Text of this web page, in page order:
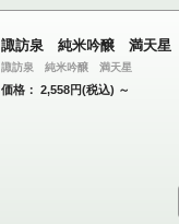
諏訪泉 純米吟醸 満天星
諏訪泉 純米吟醸 満天星
価格： 2,558円(税込) ～